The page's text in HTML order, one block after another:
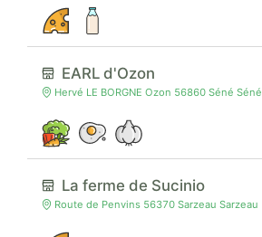
EARL d'Ozon
Hervé LE BORGNE Ozon 56860 Séné Séné
La ferme de Sucinio
Route de Penvins 56370 Sarzeau Sarzeau